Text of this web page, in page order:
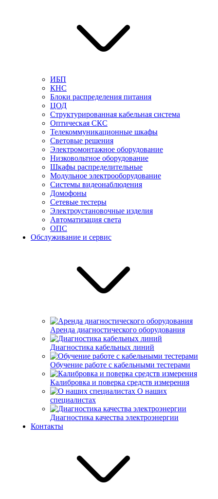
ИБП
КНС
Блоки распределения питания
ЦОД
Структурированная кабельная система
Оптическая СКС
Телекоммуникационные шкафы
Световые решения
Электромонтажное оборудование
Низковольтное оборудование
Шкафы распределительные
Модульное электрооборудование
Системы видеонаблюдения
Домофоны
Сетевые тестеры
Электроустановочные изделия
Автоматизация света
ОПС
Обслуживание и сервис
Аренда диагностического оборудования
Диагностика кабельных линий
Обучение работе с кабельными тестерами
Калибровка и поверка средств измерения
О наших
специалистах
Диагностика качества электроэнергии
Контакты